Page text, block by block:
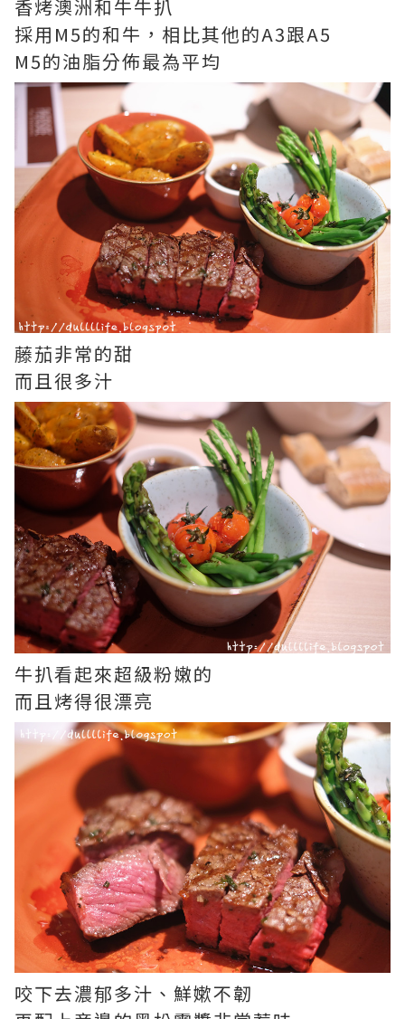
香烤澳洲和牛牛扒
採用M5的和牛，相比其他的A3跟A5
M5的油脂分佈最為平均
藤茄非常的甜
而且很多汁
牛扒看起來超級粉嫩的
而且烤得很漂亮
咬下去濃郁多汁、鮮嫰不韌